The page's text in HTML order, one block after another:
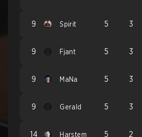
9 Spirit 5 3
9 Fjant 5 3
9 MaNa 5 3
9 Gerald 5 3
14 Harstem 5 2